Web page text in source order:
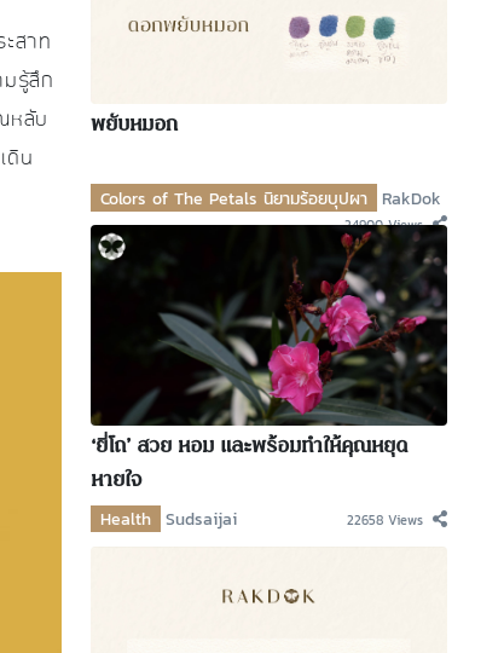
สาท
รู้สึก
หลับ
ดิน
พยับหมอก
Colors of The Petals นิยามร้อยบุปผา RakDok
24900 Views
‘ยี่โถ’ สวย หอม และพร้อมทำให้คุณหยุด
หายใจ
Health Sudsaijai 22658 Views